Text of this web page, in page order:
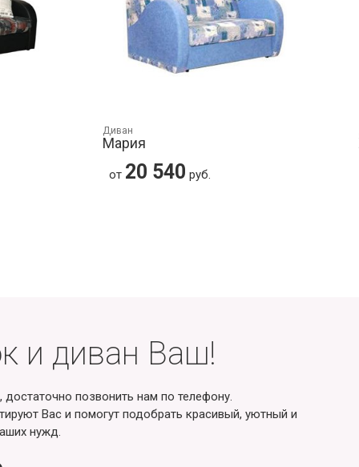
Диван
Мария
от 20 540 руб.
и диван Ваш!
позвонить нам по телефону.
Вас и помогут подобрать красивый, уютный и
нужд.